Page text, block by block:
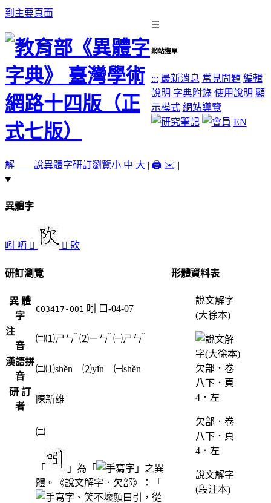
到主要頁面
☰
網站選單
::: 最新消息 常見問題 編輯
說明 字典附錄 使用說明 顯
示模式 網站導覽
EN
解 說異體字研訂瀏覽小 中 大 | 🖨️ ✉️ |
異體字
吲 哂 𣢁 󲻸 㰨
研訂瀏覽
異 體
字
C03417-001 吲 口-04-07
注
音
㈡⑴ㄕㄣˇ ⑵ㄧㄣˇ ㈠ㄕㄣˇ
漢語拼
音
㈡⑴shěn ⑵yǐn ㈠shěn
研 訂
者
陳新雄
㈡
「 」為「
」之異
體。《說文解字．欠部》：「
、笑不壞顏曰引，從
形體資料表
說文解字
(大徐本)
欠部．卷
八下．頁
4．左
說文解字
(段注本)